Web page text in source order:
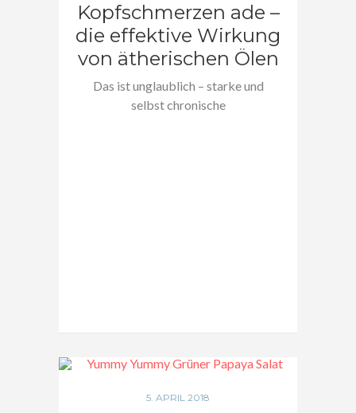
Kopfschmerzen ade –
die effektive Wirkung
von ätherischen Ölen
Das ist unglaublich – starke und
selbst chronische
5. APRIL 2018